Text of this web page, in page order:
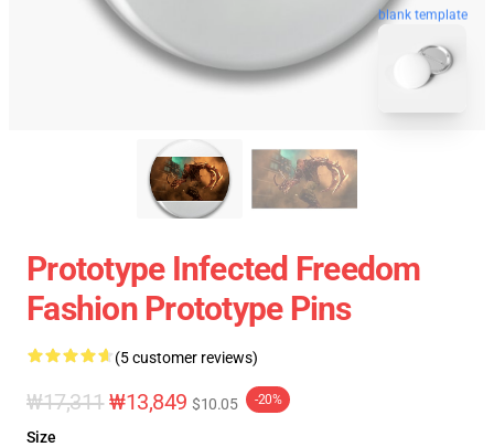
blank template
Prototype Infected Freedom
Fashion Prototype Pins
(5 customer reviews)
₩17,311 ₩13,849 $10.05 -20%
Size